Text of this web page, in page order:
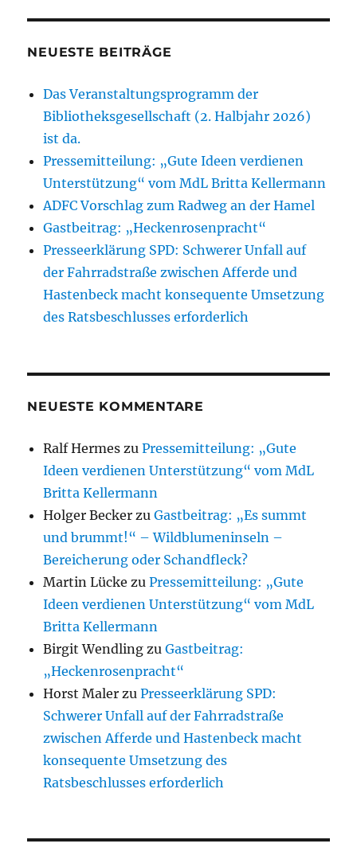
NEUESTE BEITRÄGE
Das Veranstaltungsprogramm der
Bibliotheksgesellschaft (2. Halbjahr 2026)
ist da.
Pressemitteilung: „Gute Ideen verdienen
Unterstützung“ vom MdL Britta Kellermann
ADFC Vorschlag zum Radweg an der Hamel
Gastbeitrag: „Heckenrosenpracht“
Presseerklärung SPD: Schwerer Unfall auf
der Fahrradstraße zwischen Afferde und
Hastenbeck macht konsequente Umsetzung
des Ratsbeschlusses erforderlich
NEUESTE KOMMENTARE
Ralf Hermes zuPressemitteilung: „Gute
Ideen verdienen Unterstützung“ vom MdL
Britta Kellermann
Holger Becker zuGastbeitrag: „Es summt
und brummt!“ – Wildblumeninseln –
Bereicherung oder Schandfleck?
Martin Lücke zuPressemitteilung: „Gute
Ideen verdienen Unterstützung“ vom MdL
Britta Kellermann
Birgit Wendling zuGastbeitrag:
„Heckenrosenpracht“
Horst Maler zuPresseerklärung SPD:
Schwerer Unfall auf der Fahrradstraße
zwischen Afferde und Hastenbeck macht
konsequente Umsetzung des
Ratsbeschlusses erforderlich